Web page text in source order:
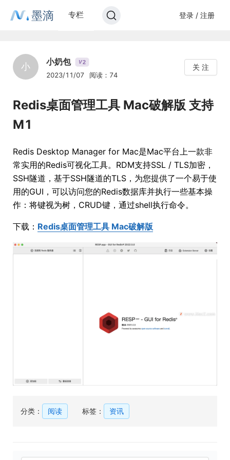
墨滴 专栏 登录 / 注册
小 小奶包 V2
2023/11/07 阅读：74
关 注
Redis桌面管理工具 Mac破解版 支持
M1
Redis Desktop Manager for Mac是Mac平台上一款非
常实用的Redis可视化工具。RDM支持SSL / TLS加密，
SSH隧道，基于SSH隧道的TLS，为您提供了一个易于使
用的GUI，可以访问您的Redis数据库并执行一些基本操
作：将键视为树，CRUD键，通过shell执行命令。
下载： Redis桌面管理工具 Mac破解版
分类： 阅读 标签： 资讯